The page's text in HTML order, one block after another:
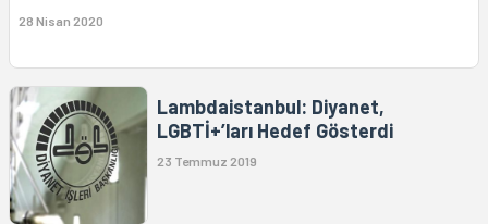
28 Nisan 2020
Lambdaistanbul: Diyanet,
LGBTİ+’ları Hedef Gösterdi
23 Temmuz 2019